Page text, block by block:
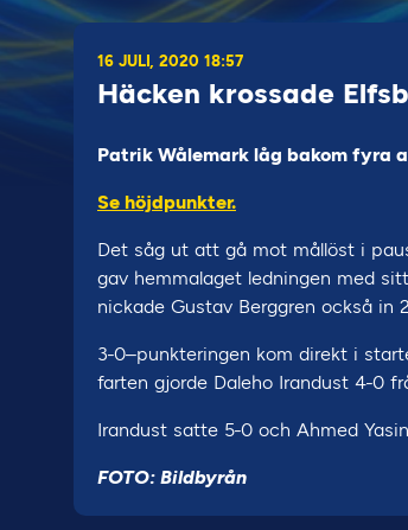
16 JULI, 2020 18:57
Häcken krossade
Patrik Wålemark låg bakom fyra
Se höjdpunkter.
Det såg ut att gå mot mållöst i
gav hemmalaget ledningen med
nickade Gustav Berggren också in
3-0–punkteringen kom direkt i
farten gjorde Daleho Irandust 4-0
Irandust satte 5-0 och Ahmed
FOTO: Bildbyrån